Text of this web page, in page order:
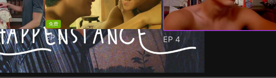
免费
EP3 EP 4